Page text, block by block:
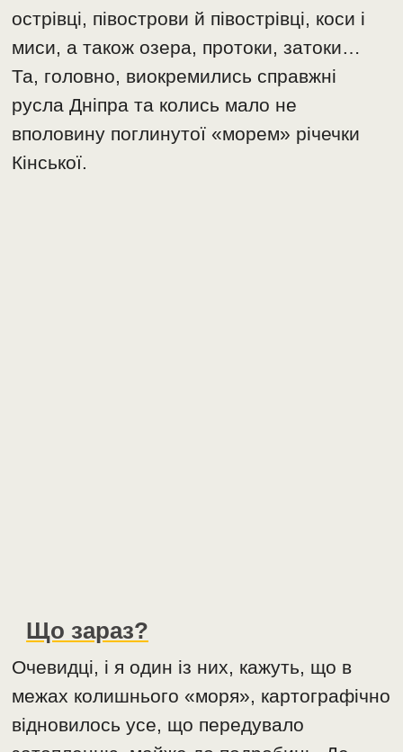
острівці, півострови й півострівці, коси і
миси, а також озера, протоки, затоки…
Та, головно, виокремились справжні
русла Дніпра та колись мало не
вполовину поглинутої «морем» річечки
Кінської.
Що зараз?
Очевидці, і я один із них, кажуть, що в
межах колишнього «моря», картографічно
відновилось усе, що передувало